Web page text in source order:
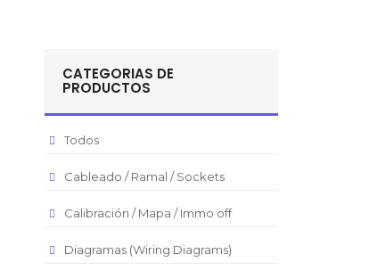
Pesos Mexicanos
Peso Chileno
CATEGORIAS DE
PRODUCTOS
Todos
Cableado / Ramal / Sockets
Calibración / Mapa / Immo off
Diagramas (Wiring Diagrams)